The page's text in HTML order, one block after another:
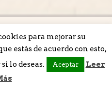
para mejorar su
estás de acuerdo con esto,
lo deseas.
Aceptar
Leer